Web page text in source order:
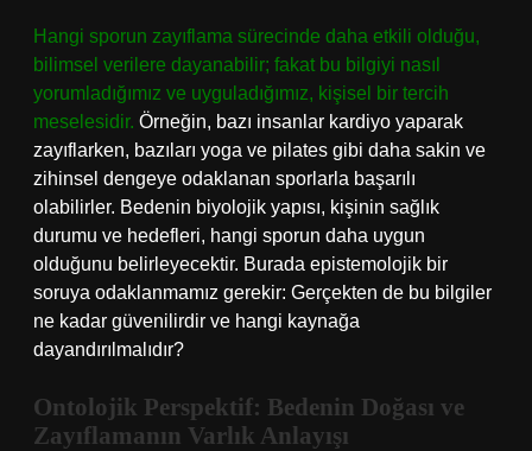
Hangi sporun zayıflama sürecinde daha etkili olduğu,
bilimsel verilere dayanabilir; fakat bu bilgiyi nasıl
yorumladığımız ve uyguladığımız, kişisel bir tercih
meselesidir. Örneğin, bazı insanlar kardiyo yaparak
zayıflarken, bazıları yoga ve pilates gibi daha sakin ve
zihinsel dengeye odaklanan sporlarla başarılı
olabilirler. Bedenin biyolojik yapısı, kişinin sağlık
durumu ve hedefleri, hangi sporun daha uygun
olduğunu belirleyecektir. Burada epistemolojik bir
soruya odaklanmamız gerekir: Gerçekten de bu bilgiler
ne kadar güvenilirdir ve hangi kaynağa
dayandırılmalıdır?
Ontolojik Perspektif: Bedenin Doğası ve
Zayıflamanın Varlık Anlayışı